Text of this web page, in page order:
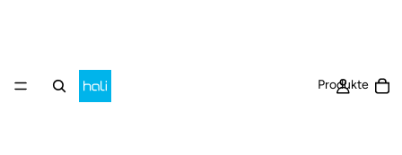
Produkte